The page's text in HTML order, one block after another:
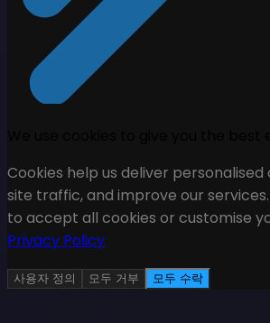
Cookies help us deliver
site traffic, and improve our
to accept all cookies or customise
Privacy Policy
사용자 정의 모두 거부 모두 수락